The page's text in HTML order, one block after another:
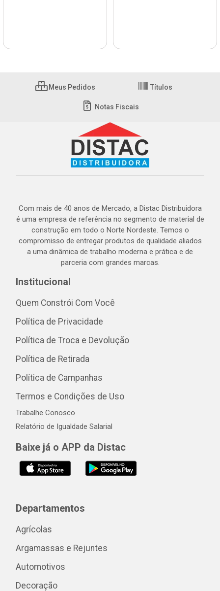
Meus Pedidos Títulos
Notas Fiscais
Com mais de 40 anos de Mercado, a Distac Distribuidora
é uma empresa de referência no segmento de material de
construção em todo o Norte Nordeste. Temos o
compromisso de entregar produtos de qualidade aliados
a uma dinâmica de trabalho moderna e prática e de
parceria com grandes marcas.
Institucional
Quem Constrói Com Você
Política de Privacidade
Política de Troca e Devolução
Política de Retirada
Política de Campanhas
Termos e Condições de Uso
Trabalhe Conosco
Relatório de Igualdade Salarial
Baixe já o APP da Distac
Departamentos
Agrícolas
Argamassas e Rejuntes
Automotivos
Decoração